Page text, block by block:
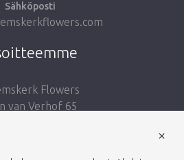
Sähköposti
Flowers
van Verhof 65
Netherlands
×